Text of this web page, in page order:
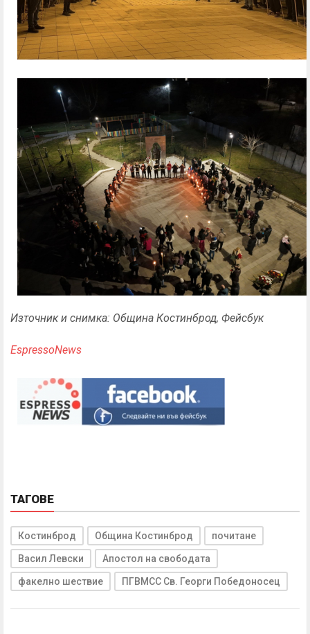
Източник и снимка: Община Костинброд, Фейсбук
EspressoNews
ТАГОВЕ
Костинброд Община Костинброд почитане
Васил Левски Апостол на свободата
факелно шествие ПГВМСС Св. Георги Победоносец